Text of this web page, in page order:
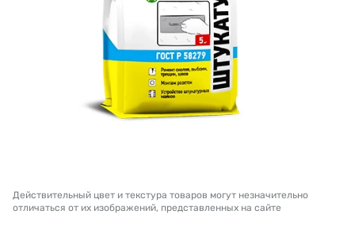
Действительный цвет и текстура товаров могут незначительно
отличаться от их изображений, представленных на сайте